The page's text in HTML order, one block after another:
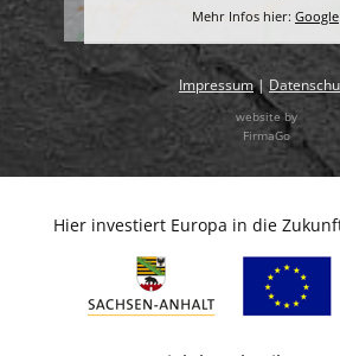
Mehr Infos hier: Google
Impressum|
website by
FirmaGo
Hier investiert Europa in die